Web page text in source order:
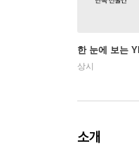
한 눈에 보는
상시
소개